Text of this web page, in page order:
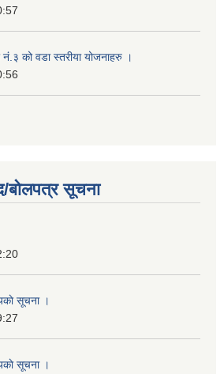
को वडा स्तरीया योजनाहरु ।
बोलपत्र सूचना
सूचना ।
सूचना ।